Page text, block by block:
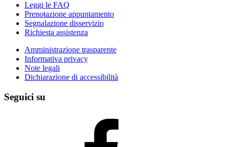
Leggi le FAQ
Prenotazione appuntamento
Segnalazione disservizio
Richiesta assistenza
Amministrazione trasparente
Informativa privacy
Note legali
Dichiarazione di accessibilità
Seguici su